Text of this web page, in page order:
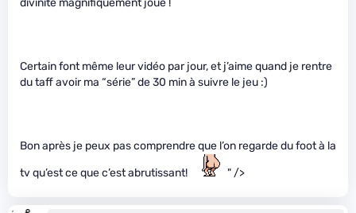
divinité magnifiquement joué !
Certain font même leur vidéo par jour, et j’aime quand je rentre
du taff avoir ma “série” de 30 min à suivre le jeu :)
Bon après je peux pas comprendre que l’on regarde du foot à la
tv qu’est ce que c’est abrutissant!
" />